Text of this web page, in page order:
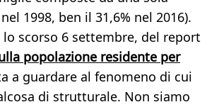
1998, ben il 31,6% nel 2016).
lo scorso 6 settembre, del report
popolazione residente per
a guardare al fenomeno di cui
di strutturale. Non siamo